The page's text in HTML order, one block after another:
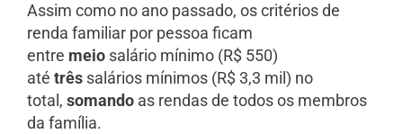
Assim como no ano passado, os critérios de
renda familiar por pessoa ficam
entre meio salário mínimo (R$ 550)
até três salários mínimos (R$ 3,3 mil) no
total, somando as rendas de todos os membros
da família.